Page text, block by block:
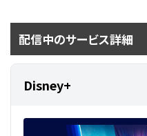
配信中のサービス詳細
Disney+